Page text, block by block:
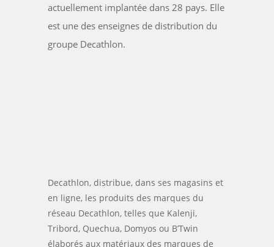
actuellement implantée dans 28 pays. Elle
est une des enseignes de distribution du
groupe Decathlon.
Decathlon, distribue, dans ses magasins et
en ligne, les produits des marques du
réseau Decathlon, telles que Kalenji,
Tribord, Quechua, Domyos ou B’Twin
élaborés aux matériaux des marques de